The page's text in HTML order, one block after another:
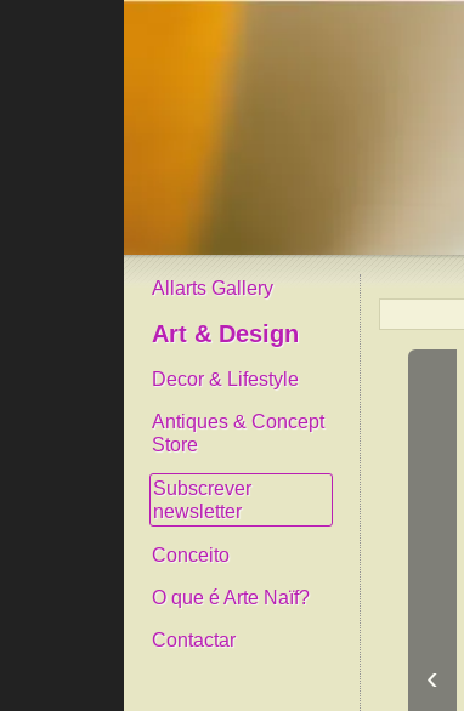
Allarts Gallery
Art & Design
Decor & Lifestyle
Antiques & Concept
Store
Subscrever
newsletter
Conceito
O que é Arte Naïf?
Contactar
‹